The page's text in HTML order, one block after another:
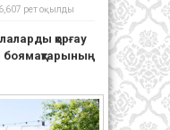
6,607 рет оқылды
қорғау
боямақтарының